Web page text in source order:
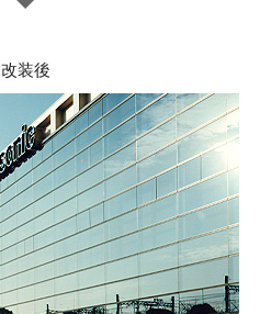
改装後